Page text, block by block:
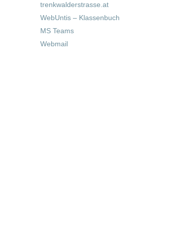
trenkwalderstrasse.at
WebUntis – Klassenbuch
MS Teams
Webmail